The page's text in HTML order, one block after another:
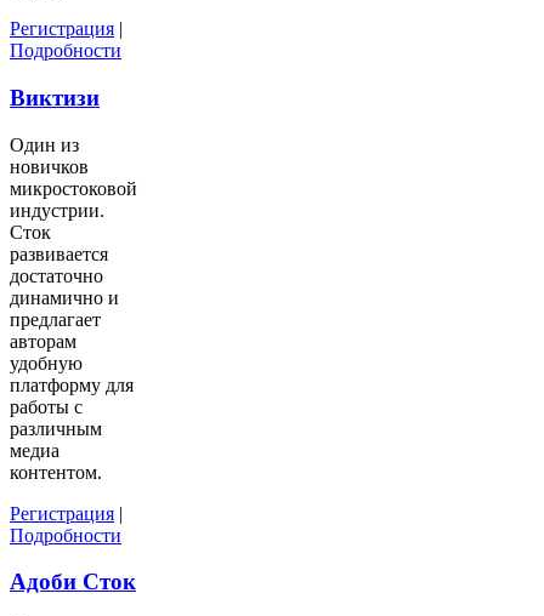
Регистрация |
Подробности
Виктизи
Один из
новичков
микростоковой
индустрии.
Сток
развивается
достаточно
динамично и
предлагает
авторам
удобную
платформу для
работы с
различным
медиа
контентом.
Регистрация |
Подробности
Адоби Сток